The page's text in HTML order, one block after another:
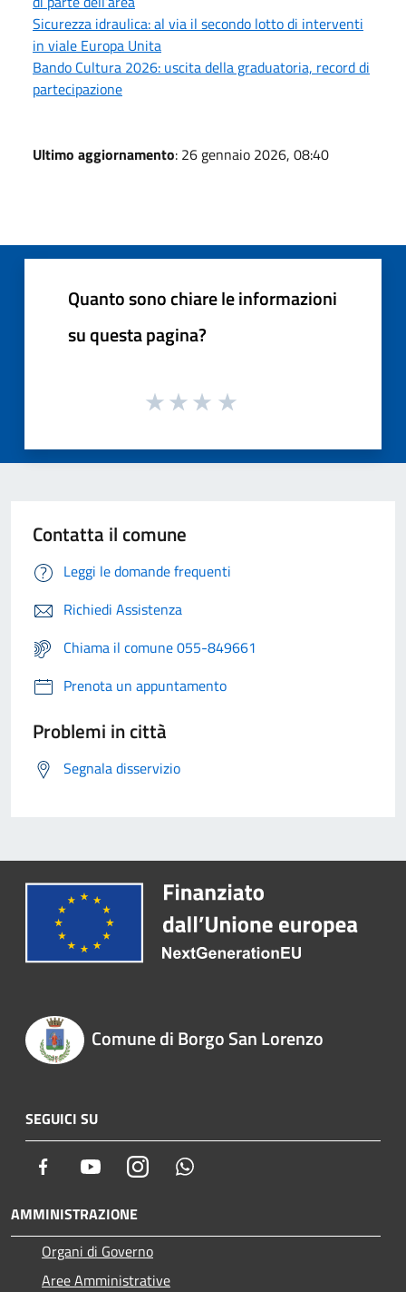
Sicurezza idraulica: al via il secondo lotto di interventi
in viale Europa Unita
Bando Cultura 2026: uscita della graduatoria, record di
partecipazione
Ultimo aggiornamento: 26 gennaio 2026, 08:40
Quanto sono chiare le informazioni
su questa pagina?
Contatta il comune
Leggi le domande frequenti
Richiedi Assistenza
Chiama il comune 055-849661
Prenota un appuntamento
Problemi in città
Segnala disservizio
Comune di Borgo San Lorenzo
SEGUICI SU
Facebook YoutubeInstagram
AMMINISTRAZIONE
Organi di Governo
Aree Amministrative